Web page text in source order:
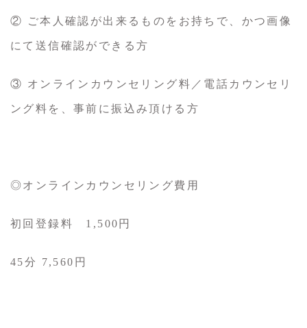
② ご本人確認が出来るものをお持ちで、かつ画像
にて送信確認ができる方
③ オンラインカウンセリング料／電話カウンセリ
ング料を、事前に振込み頂ける方
◎オンラインカウンセリング費用
初回登録料 1,500円
45分 7,560円